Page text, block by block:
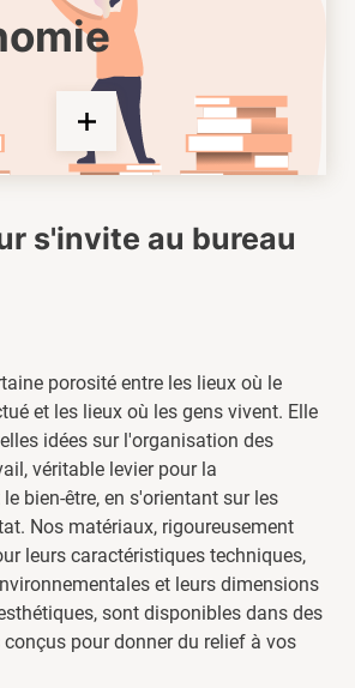
s'invite au bureau
porosité entre les lieux où le
et les lieux où les gens vivent. Elle
idées sur l'organisation des
véritable levier pour la
bien-être, en s'orientant sur les
Nos matériaux, rigoureusement
leurs caractéristiques techniques,
et leurs dimensions
sont disponibles dans des
pour donner du relief à vos